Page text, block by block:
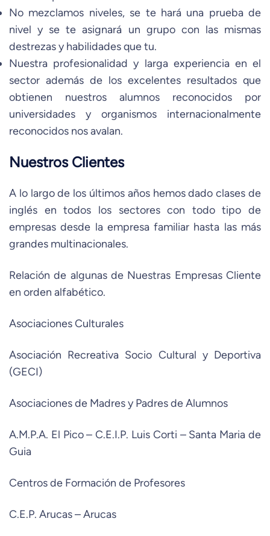
No mezclamos niveles, se te hará una prueba de
nivel y se te asignará un grupo con las mismas
destrezas y habilidades que tu.
Nuestra profesionalidad y larga experiencia en el
sector además de los excelentes resultados que
obtienen nuestros alumnos reconocidos por
universidades y organismos internacionalmente
reconocidos nos avalan.
Nuestros Clientes
A lo largo de los últimos años hemos dado clases de
inglés en todos los sectores con todo tipo de
empresas desde la empresa familiar hasta las más
grandes multinacionales.
Relación de algunas de Nuestras Empresas Cliente
en orden alfabético.
Asociaciones Culturales
Asociación Recreativa Socio Cultural y Deportiva
(GECI)
Asociaciones de Madres y Padres de Alumnos
A.M.P.A. El Pico – C.E.I.P. Luis Corti – Santa Maria de
Guia
Centros de Formación de Profesores
C.E.P. Arucas – Arucas